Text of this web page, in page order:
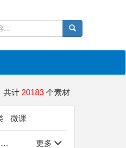
共计 20183 个素材
微课
学生作品 实验/实训/实习
更多